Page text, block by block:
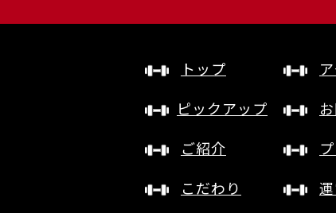
トップ
ピックアップ
ご紹介
こだわり